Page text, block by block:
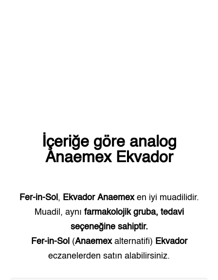
İçeriğe göre analog
Anaemex Ekvador
Fer-in-Sol , Ekvador Anaemexen iyi muadilidir.
Muadil, aynı farmakolojik gruba, tedavi
seçeneğine sahiptir.
Fer-in-Sol (Anaemexalternatifi) Ekvador
eczanelerden satın alabilirsiniz.